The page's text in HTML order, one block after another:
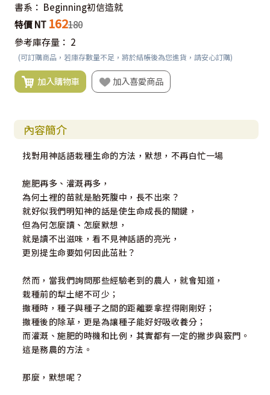
書系： Beginning初信造就
特價 NT 162180
參考庫存量： 2
(可訂購商品，若庫存數量不足，將於結帳後為您進貨，請安心訂購)
加入購物車 加入喜愛商品
內容簡介
找對用神話語栽種生命的方法，默想，不再白忙一場
施肥再多、灌溉再多，
為何土裡的苗就是胎死腹中，長不出來？
就好似我們明知神的話是使生命成長的關鍵，
但為何怎麼讀、怎麼默想，
就是讀不出滋味，看不見神話語的亮光，
更別提生命要如何因此茁壯？
然而，當我們詢問那些經驗老到的農人，就會知道，
栽種前的犁土絕不可少；
撒種時，種子與種子之間的距離要拿捏得剛剛好；
撒種後的除草，更是為讓種子能好好吸收養分；
而灌溉、施肥的時機和比例，其實都有一定的撇步與竅門。
這是務農的方法。
那麼，默想呢？